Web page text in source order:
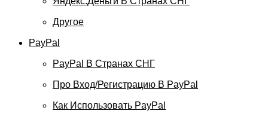
Другое
PayPal
PayPal В Странах СНГ
Про Вход/регистрацию В PayPal
Как Использовать PayPal